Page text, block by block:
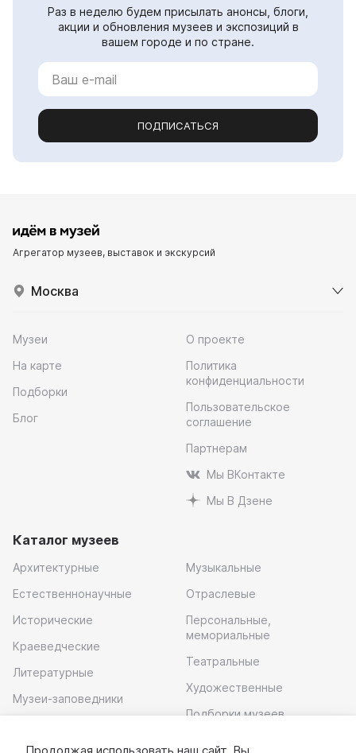
Раз в неделю будем присылать анонсы, блоги,
акции и обновления музеев и экспозиций в
вашем городе и по стране.
ПОДПИСАТЬСЯ
Агрегатор музеев, выставок и экскурсий
Москва
Музеи
На карте
Подборки
Блог
О проекте
Политика
конфиденциальности
Пользовательское
соглашение
Партнерам
Мы ВКонтакте
Мы В Дзене
Каталог музеев
Архитектурные
Естественнонаучные
Исторические
Краеведческие
Литературные
Музеи-заповедники
Музыкальные
Отраслевые
Персональные,
мемориальные
Театральные
Художественные
Подборки музеев